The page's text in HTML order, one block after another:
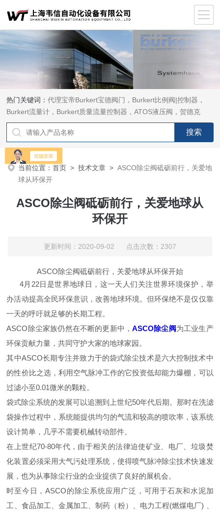
热门关键词：代理宝帝Burkert宝德阀门，Burkert比例阀|控制器，
Burkert流量计，Burkert质量流量控制器，ATOS液压阀，贺德克
HYDAC传感器，ASCO电磁阀，ASCO阀门，REXROTH力士乐阀
泵，安沃驰Aventics电磁阀|气缸，Samson萨姆森定位器
当前位置：首页 >技术文章 >ASCO除尘阀砥砺前行，关爱地
球从环保开
ASCO除尘阀砥砺前行，关爱地球从
环保开
更新时间：2020-09-02 点击次数：2307
ASCO除尘阀砥砺前行，关爱地球从环保开始
4月22日是世界地球日，这一天人们关注世界环境保护，举
办活动提高全民环保意识，改善地球环境。但环保绝不是仅仅靠
一天的呼吁就足够的长期工程。
ASCO除尘家族仍然在不断的更新中，ASCO除尘阀为工业生产
环保贡献力量，共同守护大家的地球家园。
其中ASCO长期专注并致力于的袋式除尘技术是六大控制技术中
的性价比之选，利用空气脉冲工作的它投资低却能力爆棚，可以
过滤小至0.01微米的颗粒。
袋式除尘系统的发展可以追溯到上世纪50年代后期。那时在洗滤
袋操作过程中，系统能提供均匀的气流和较高的喷吹率，该系统
设计简单，几乎不需要机械转动部件。
在上世纪70-80年代，由于相关的法律迫使矿业、电厂、垃圾焚
化装置必须采用大气污处理系统，使得喷气脉冲除尘技术快速发
展，也为从事除尘行业的企业提供了良好的展机会。
时至今日，ASCO的除尘系统应用广泛，可用于石灰和水泥加
工、食品加工、金属加工、制药（粉）、电力工程(燃煤电厂) 、